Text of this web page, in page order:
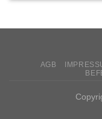
AGB